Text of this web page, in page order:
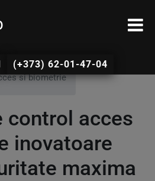
(+373) 62-01-47-04
si biometrie
control acces
inovatoare
maxima